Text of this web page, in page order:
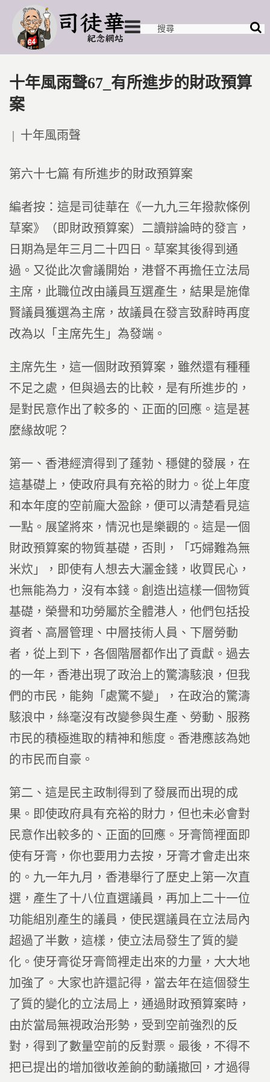
十年風雨聲67_有所進步的財政預算
案
Posted
十年風雨聲
第六十七篇 有所進步的財政預算案
編者按：這是司徒華在《一九九三年撥款條例
草案》（即財政預算案）二讀辯論時的發言，
日期為是年三月二十四日。草案其後得到通
過。又從此次會議開始，港督不再擔任立法局
主席，此職位改由議員互選產生，結果是施偉
賢議員獲選為主席，故議員在發言致辭時再度
改為以「主席先生」為發端。
主席先生，這一個財政預算案，雖然還有種種
不足之處，但與過去的比較，是有所進步的，
是對民意作出了較多的、正面的回應。這是甚
麼緣故呢？
第一、香港經濟得到了蓬勃、穩健的發展，在
這基礎上，使政府具有充裕的財力。從上年度
和本年度的空前龐大盈餘，便可以清楚看見這
一點。展望將來，情況也是樂觀的。這是一個
財政預算案的物質基礎，否則，「巧婦難為無
米炊」，即使有人想去大灑金錢，收買民心，
也無能為力，沒有本錢。創造出這樣一個物質
基礎，榮譽和功勞屬於全體港人，他們包括投
資者、高層管理、中層技術人員、下層勞動
者，從上到下，各個階層都作出了貢獻。過去
的一年，香港出現了政治上的驚濤駭浪，但我
們的市民，能夠「處驚不變」，在政治的驚濤
駭浪中，絲毫沒有改變參與生產、勞動、服務
市民的積極進取的精神和態度。香港應該為她
的市民而自豪。
第二、這是民主政制得到了發展而出現的成
果。即使政府具有充裕的財力，但也未必會對
民意作出較多的、正面的回應。牙膏筒裡面即
使有牙膏，你也要用力去按，牙膏才會走出來
的。九一年九月，香港舉行了歷史上第一次直
選，產生了十八位直選議員，再加上二十一位
功能組別產生的議員，使民選議員在立法局內
超過了半數，這樣，使立法局發生了質的變
化。使牙膏從牙膏筒裡走出來的力量，大大地
加強了。大家也許還記得，當去年在這個發生
了質的變化的立法局上，通過財政預算案時，
由於當局無視政治形勢，受到空前強烈的反
對，得到了數量空前的反對票。最後，不得不
把已提出的增加徵收差餉的動議撤回，才過得